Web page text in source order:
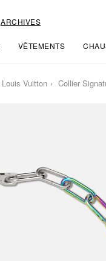
ARCHIVES
VÊTEMENTS
Louis Vuitton Collier